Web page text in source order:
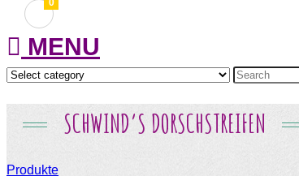
0
MENU
SCHWIND’S DORSCHSTREIFEN
Produkte